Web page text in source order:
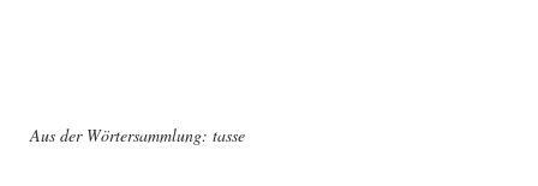
Aus der Wörtersammlung: tasse